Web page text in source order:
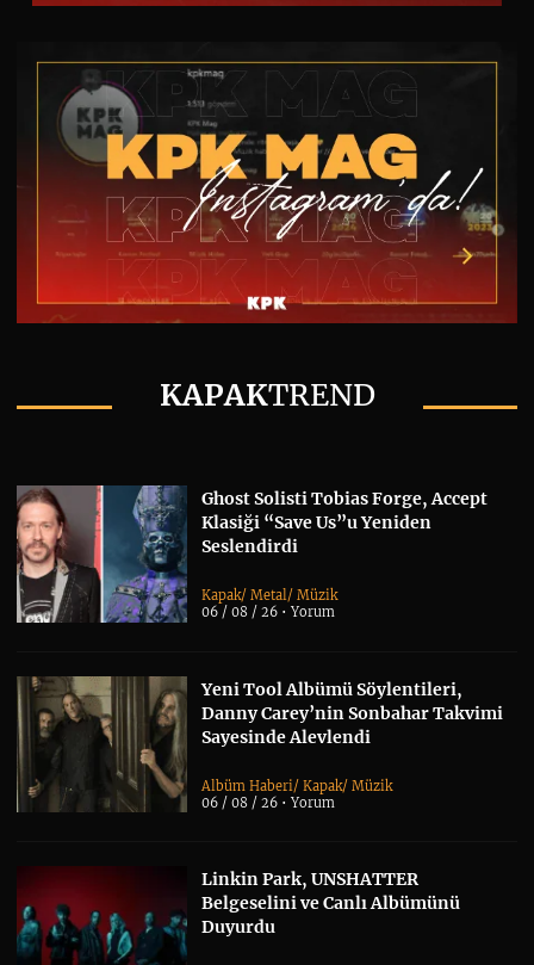
KAPAKTREND
Ghost Solisti Tobias Forge, Accept
Klasiği “Save Us”u Yeniden
Seslendirdi
Kapak/Metal/Müzik
06 / 08 / 26 •Yorum
Yeni Tool Albümü Söylentileri,
Danny Carey’nin Sonbahar Takvimi
Sayesinde Alevlendi
Albüm Haberi/Kapak/Müzik
06 / 08 / 26 •Yorum
Linkin Park, UNSHATTER
Belgeselini ve Canlı Albümünü
Duyurdu